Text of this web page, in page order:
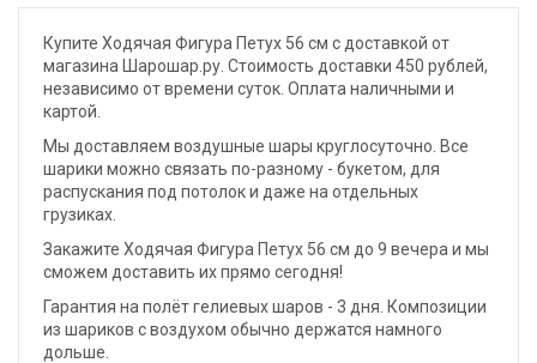
Купите Ходячая Фигура Петух 56 см с доставкой от
магазина Шарошар.ру. Стоимость доставки 450 рублей,
независимо от времени суток. Оплата наличными и
картой.
Мы доставляем воздушные шары круглосуточно. Все
шарики можно связать по-разному - букетом, для
распускания под потолок и даже на отдельных
грузиках.
Закажите Ходячая Фигура Петух 56 см до 9 вечера и мы
сможем доставить их прямо сегодня!
Гарантия на полёт гелиевых шаров - 3 дня. Композиции
из шариков с воздухом обычно держатся намного
дольше.